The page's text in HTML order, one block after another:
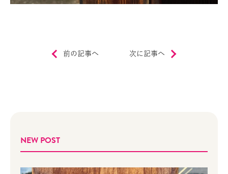
前の記事へ 次に記事へ
NEW POST